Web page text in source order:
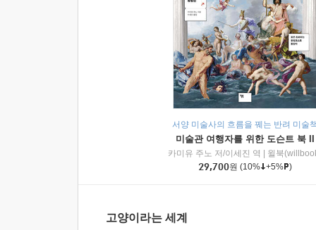
서양 미술사의 흐름을 꿰는 반려 미술
미술관 여행자를 위한 도슨트 북 II
카미유 주노 저/이세진 역
윌북
29,700원 (10% +5% )
고양이라는 세계